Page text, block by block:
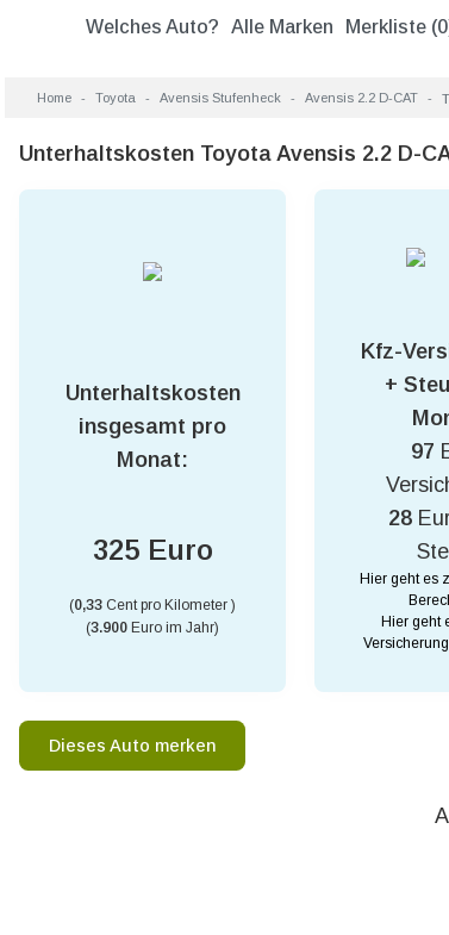
Welches Auto? Alle Marken Merkliste (0
Home Toyota Avensis Stufenheck Avensis 2.2 D-CAT
Unterhaltskosten Toyota Avensis 2.2 D-
Unterhaltskosten
insgesamt pro
Monat:
325 Euro
(0,33 Cent pro Kilometer )
(3.900 Euro im Jahr)
Kfz-
+
97
28
Hier geht es
Hier geht
Dieses Auto merken